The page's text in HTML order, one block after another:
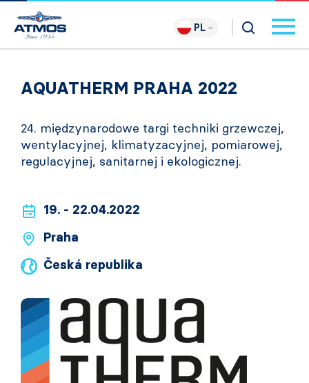
PL
AQUATHERM PRAHA 2022
24. międzynarodowe targi techniki grzewczej,
wentylacyjnej, klimatyzacyjnej, pomiarowej,
regulacyjnej, sanitarnej i ekologicznej.
19. - 22.04.2022
Praha
Česká republika